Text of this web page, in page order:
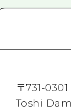
〒731-0301
Toshi